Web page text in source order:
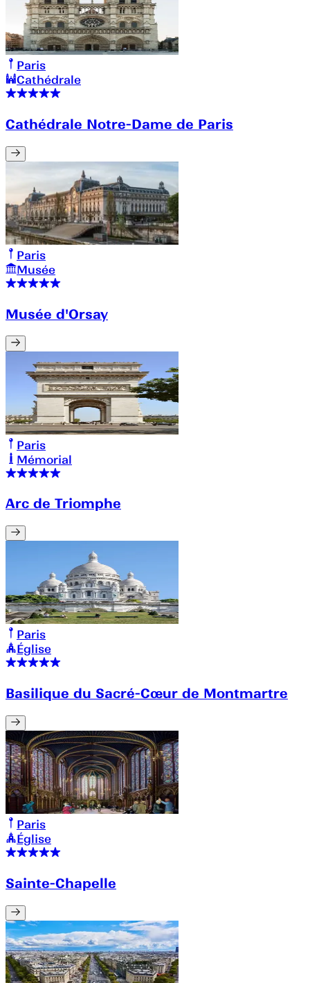
Paris
Cathédrale
Cathédrale Notre-Dame de Paris
Paris
Musée
Musée d'Orsay
Paris
Mémorial
Arc de Triomphe
Paris
Église
Basilique du Sacré-Cœur de Montmartre
Paris
Église
Sainte-Chapelle